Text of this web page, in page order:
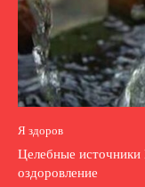
Я здоров
Целебные источники
оздоровление